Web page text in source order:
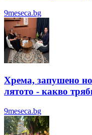
9meseca.bg
Хрема, запушено
лятотo - какво
9meseca.bg